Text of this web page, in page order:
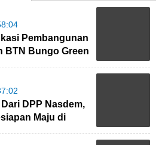
Pembangunan
BTN Bungo Green
DPP Nasdem,
Maju di